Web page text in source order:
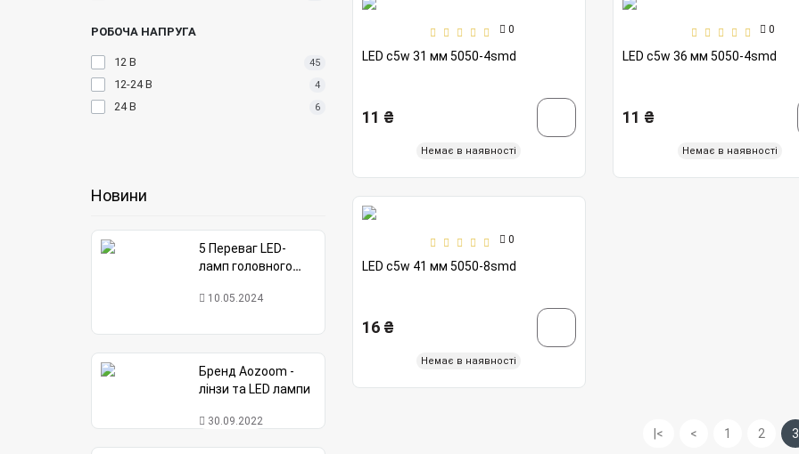
РОБОЧА НАПРУГА
12 В 45
12-24 В 4
24 В 6
Новини
5 Переваг LED-
ламп головного
порівняно з
10.05.2024
Бренд Aozoom -
лінзи та LED лампи
30.09.2022
0
LED c5w 31 мм 5050-4smd
11 ₴
Немає в наявності
0
LED c5w 36 мм 5050-4smd
11 ₴
Немає в наявності
0
LED c5w 41 мм 5050-8smd
16 ₴
Немає в наявності
|< < 1 2 3